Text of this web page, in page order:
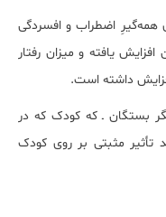
همه‌گیرِ اضطراب و افسردگی
یافته و میزان رفتار
داشته است.
بستگان ـ که کودک که در
تأثیر مثبتی بر روی کودک